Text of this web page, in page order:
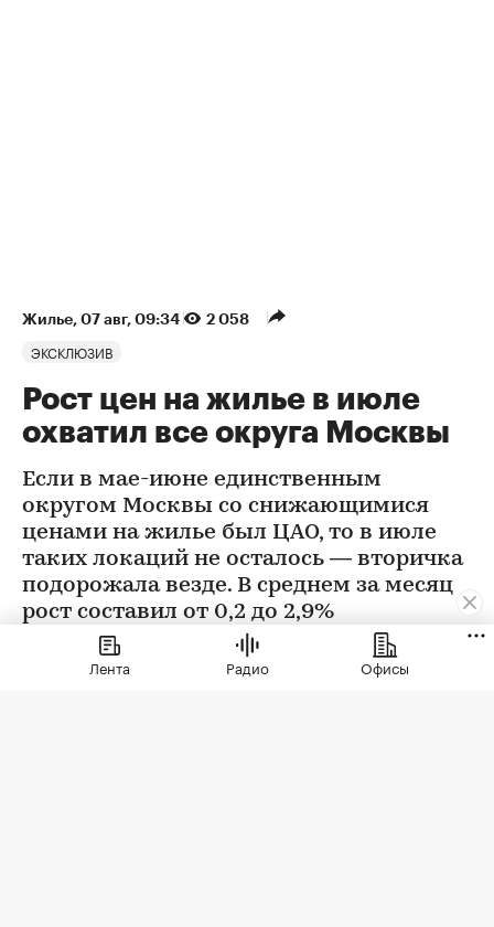
Жилье 07 авг, 09:34 2 058
ЭКСКЛЮЗИВ
Рост цен на жилье в июле
охватил все округа Москвы
Если в мае-июне единственным
округом Москвы со снижающимися
ценами на жилье был ЦАО, то в июле
таких локаций не осталось — вторичка
подорожала везде. В среднем за месяц
рост составил от 0,2 до 2,9%
Лента Радио Офисы